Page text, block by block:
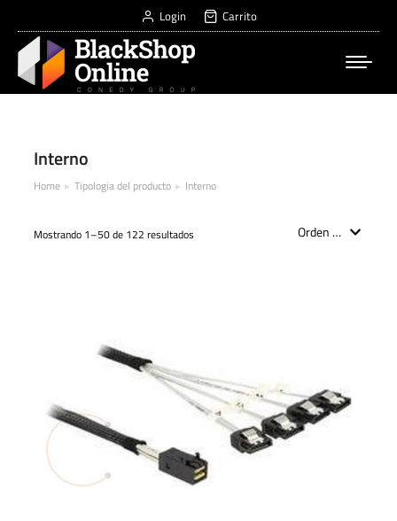
Login Carrito
Interno
You are here:
Home Tipologia del producto Interno
Mostrando 1–50 de 122 resultados